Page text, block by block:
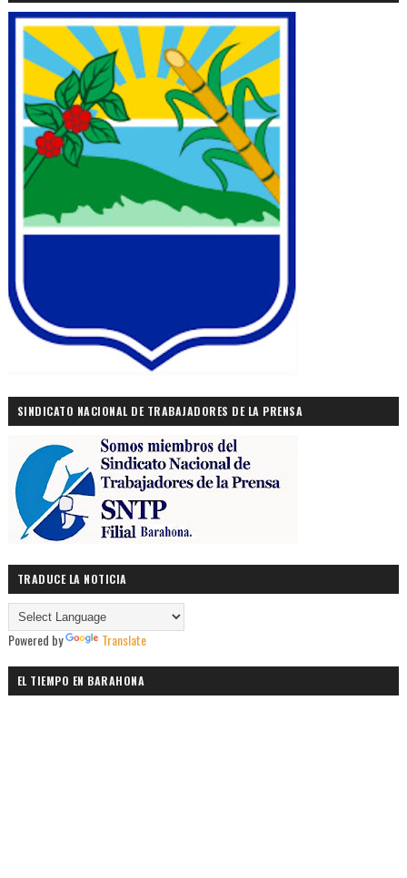
SINDICATO NACIONAL DE TRABAJADORES DE LA PRENSA
TRADUCE LA NOTICIA
Powered by Translate
EL TIEMPO EN BARAHONA